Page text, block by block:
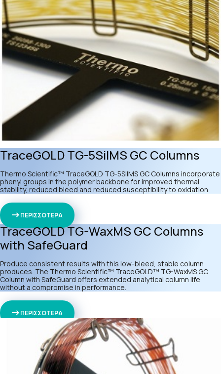
TraceGOLD TG-5SilMS GC Columns
Thermo Scientific™ TraceGOLD TG-5SilMS GC Columns incorporate
phenyl groups in the polymer backbone for improved thermal
stability, reduced bleed and reduced susceptibility to oxidation.
ΠΕΡΙΣΣΟΤΕΡΑ
TraceGOLD TG-WaxMS GC Columns
with SafeGuard
Produce consistent results with this low-bleed, stable column
produces. The Thermo Scientific™ TraceGOLD™ TG-WaxMS GC
Column with SafeGuard offers extended analytical column life
without a compromise in performance.
ΠΕΡΙΣΣΟΤΕΡΑ